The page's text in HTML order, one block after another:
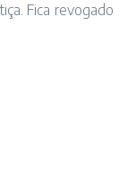
Fica revogado